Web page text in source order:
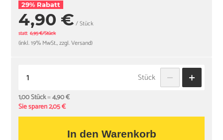
29% Rabatt
4,90 € / Stück
statt 6,95 €/Stück
(inkl. 19% MwSt., zzgl. Versand)
Stück
1,00 Stück=4,90 €
Sie sparen 2,05 €
In den Warenkorb